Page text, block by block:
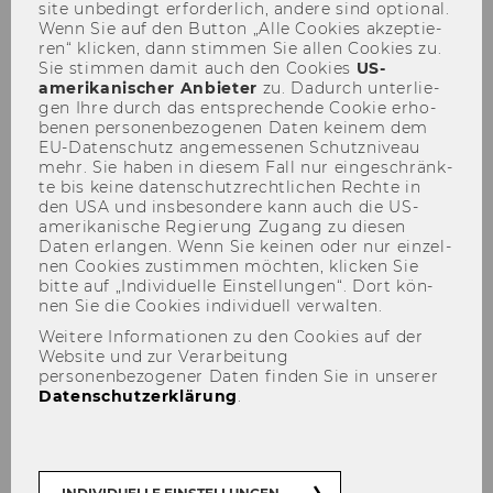
Social and Health Impacts of
Climate Change Adaptation
Efforts on Long-Term Care
(SHINE)
site un­be­dingt er­for­der­lich, an­de­re sind op­tio­nal.
Wenn Sie auf den But­ton „Alle Coo­kies ak­zep­tie­
ren“ kli­cken, dann stim­men Sie allen Coo­kies zu.
Sie stim­men damit auch den Coo­kies US-​
amerikanischer An­bie­ter zu. Da­durch un­ter­lie­
gen Ihre durch das ent­spre­chen­de Coo­kie er­ho­
be­nen per­so­nen­be­zo­ge­nen Daten kei­nem dem
EU-​Datenschutz an­ge­mes­se­nen Schutz­ni­veau
mehr. Sie haben in die­sem Fall nur ein­ge­schränk­
te bis keine da­ten­schutz­recht­li­chen Rech­te in
den USA und ins­be­son­de­re kann auch die US-​
amerikanische Re­gie­rung Zu­gang zu die­sen
Daten er­lan­gen. Wenn Sie kei­nen oder nur ein­zel­
nen Coo­kies zu­stim­men möch­ten, kli­cken Sie
bitte auf „In­di­vi­du­el­le Ein­stel­lun­gen“. Dort kön­
nen Sie die Coo­kies in­di­vi­du­ell ver­wal­ten.
Weitere Informationen zu den Cookies auf der
Website und zur Verarbeitung
personenbezogener Daten finden Sie in unserer
Datenschutzerklärung